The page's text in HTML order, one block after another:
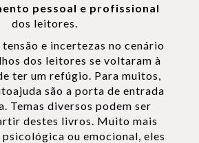
pessoal e profissional
dos leitores.
tensão e incertezas no cenário
dos leitores se voltaram à
ter um refúgio. Para muitos,
são a porta de entrada
Temas diversos podem ser
destes livros. Muito mais
psicológica ou emocional, eles